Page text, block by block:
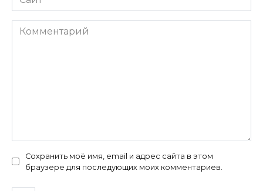
Комментарий
Сохранить моё имя, email и адрес сайта в этом
браузере для последующих моих комментариев.